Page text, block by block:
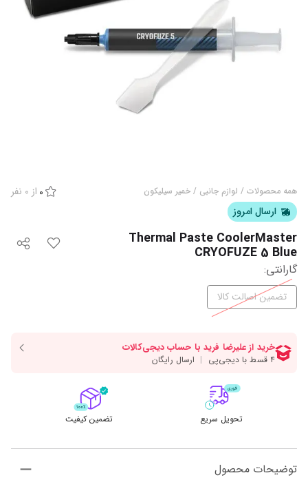
همه محصولات / لوازم جانبی / خمیر سیلیکون 0 از 0 نفر
ارسال امروز
Thermal Paste CoolerMaster
CRYOFUZE 5 Blue
گارانتی:
تضمین اصالت کالا
تحویل سریع تضمین کیفیت
توضیحات محصول